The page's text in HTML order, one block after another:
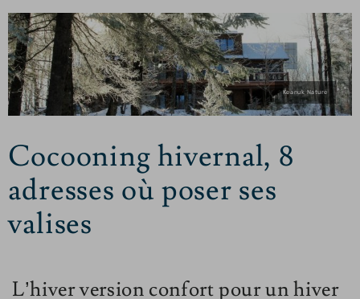
Cocooning hivernal, 8
adresses où poser ses
valises
Keanuk Nature
L’hiver version confort pour un hiver